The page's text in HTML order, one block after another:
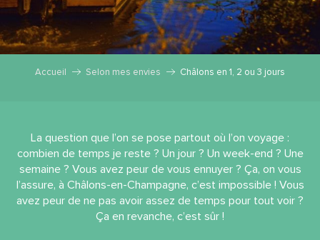
Accueil Selon mes envies Châlons en 1, 2 ou 3 jours
La question que l’on se pose partout où l’on voyage :
combien de temps je reste ? Un jour ? Un week-end ? Une
semaine ? Vous avez peur de vous ennuyer ? Ça, on vous
l’assure, à Châlons-en-Champagne, c’est impossible ! Vous
avez peur de ne pas avoir assez de temps pour tout voir ?
Ça en revanche, c’est sûr !